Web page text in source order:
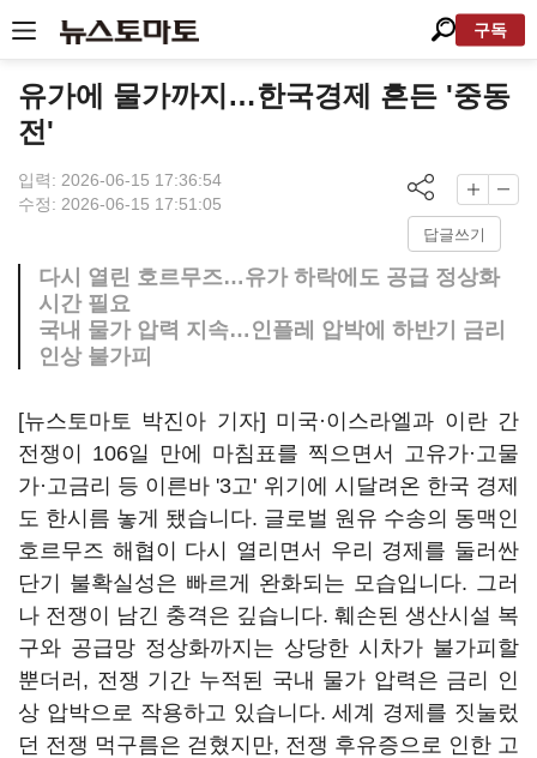
구독
유가에 물가까지…한국경제 흔든 '중동
전'
입력: 2026-06-15 17:36:54
수정: 2026-06-15 17:51:05
답글쓰기
다시 열린 호르무즈…유가 하락에도 공급 정상화
시간 필요
국내 물가 압력 지속…인플레 압박에 하반기 금리
인상 불가피
[뉴스토마토 박진아 기자] 미국·이스라엘과 이란 간
전쟁이 106일 만에 마침표를 찍으면서 고유가·고물
가·고금리 등 이른바 '3고' 위기에 시달려온 한국 경제
도 한시름 놓게 됐습니다. 글로벌 원유 수송의 동맥인
호르무즈 해협이 다시 열리면서 우리 경제를 둘러싼
단기 불확실성은 빠르게 완화되는 모습입니다. 그러
나 전쟁이 남긴 충격은 깊습니다. 훼손된 생산시설 복
구와 공급망 정상화까지는 상당한 시차가 불가피할
뿐더러, 전쟁 기간 누적된 국내 물가 압력은 금리 인
상 압박으로 작용하고 있습니다. 세계 경제를 짓눌렀
던 전쟁 먹구름은 걷혔지만, 전쟁 후유증으로 인한 고